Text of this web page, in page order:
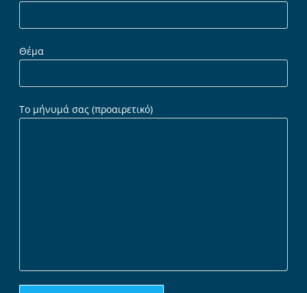
Θέμα
Το μήνυμά σας (προαιρετικό)